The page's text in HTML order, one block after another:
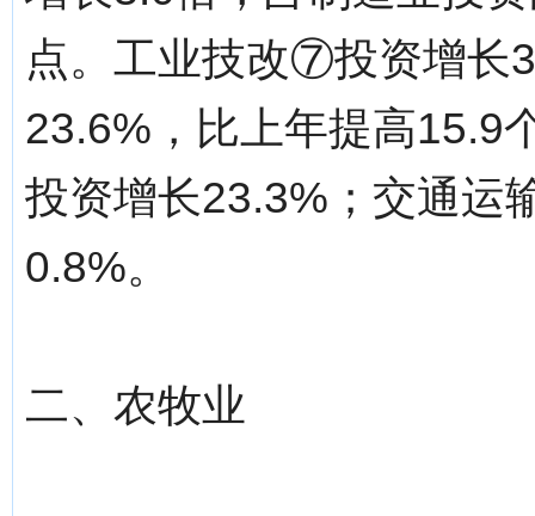
点。工业技改⑦投资增长
23.6%，比上年提高15.9
投资增长23.3%；交通运
0.8%。
二、农牧业